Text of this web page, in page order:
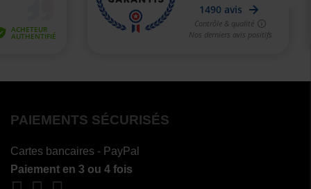
PAIEMENTS SÉCURISÉS
Cartes bancaires - PayPal
Paiement en 3 ou 4 fois